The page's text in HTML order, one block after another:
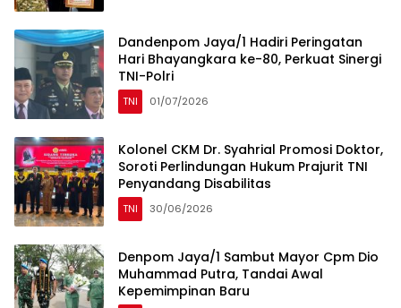
Dandenpom Jaya/1 Hadiri Peringatan
Hari Bhayangkara ke-80, Perkuat Sinergi
TNI-Polri
TNI 01/07/2026
Kolonel CKM Dr. Syahrial Promosi Doktor,
Soroti Perlindungan Hukum Prajurit TNI
Penyandang Disabilitas
TNI 30/06/2026
Denpom Jaya/1 Sambut Mayor Cpm Dio
Muhammad Putra, Tandai Awal
Kepemimpinan Baru